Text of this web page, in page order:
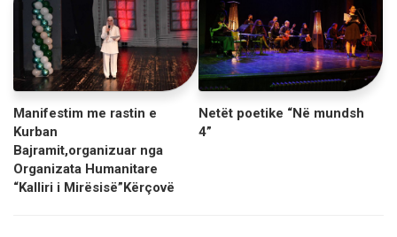
Manifestim me rastin e
Kurban
Bajramit,organizuar nga
Organizata Humanitare
“Kalliri i Mirësisë”Kërçovë
Netët poetike “Në mundsh
4”